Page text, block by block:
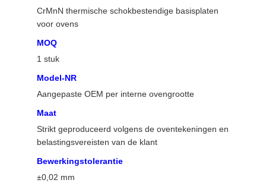
CrMnN thermische schokbestendige basisplaten
voor ovens
MOQ
1 stuk
Model-NR
Aangepaste OEM per interne ovengrootte
Maat
Strikt geproduceerd volgens de oventekeningen en
belastingsvereisten van de klant
Bewerkingstolerantie
±0,02 mm